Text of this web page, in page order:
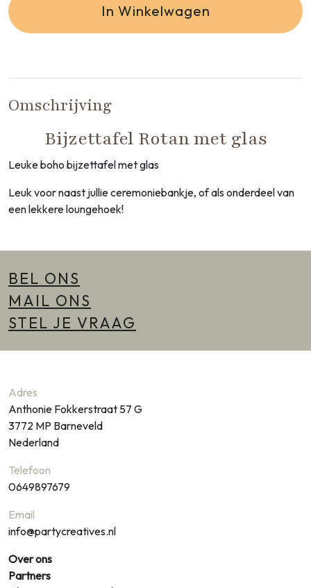
In Winkelwagen
Omschrijving
Bijzettafel Rotan met glas
Leuke boho bijzettafel met glas
Leuk voor naast jullie ceremoniebankje, of als onderdeel van
een lekkere loungehoek!
BEL ONS
MAIL ONS
STEL JE VRAAG
Adres
Anthonie Fokkerstraat 57 G
3772 MP Barneveld
Nederland
Telefoon
0649897679
Email
info@partycreatives.nl
Over ons
Partners